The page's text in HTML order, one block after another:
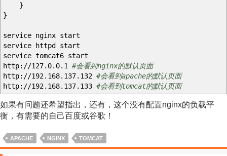
}
}
service nginx start
service httpd start
service tomcat6 start
http: //127.0.0.1 #会看到nginx的默认页面
http: //192.168.137.132 #会看到apache的默认页面
http: //192.168.137.133 #会看到tomcat的默认页面
如果有问题还希望指出，还有，这个没有配置nginx的负载平
衡，有需要的自己百度或谷歌！
APACHE NGINX TOMCAT